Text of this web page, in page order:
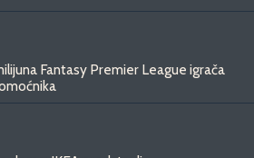
Fantasy Premier League igrača